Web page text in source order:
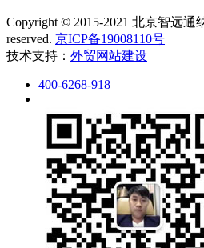
Copyright © 2015-2021 北京智远通
reserved. 京ICP备19008110号
技术支持： 外贸网站建设
400-6268-918